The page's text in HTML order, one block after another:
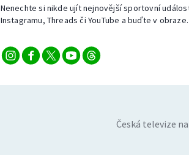
Nenechte si nikde ujít nejnovější sportovní
Instagramu, Threads či YouTube a buďte v obraze.
Česká televize